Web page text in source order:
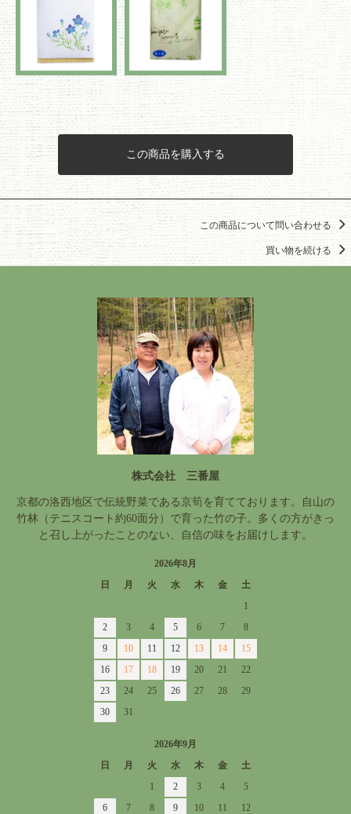
この商品を購入する
この商品について問い合わせる
買い物を続ける
株式会社 三番屋
京都の洛西地区で伝統野菜である京筍を育てております。自山の
竹林（テニスコート約60面分）で育った竹の子。多くの方がきっ
と召し上がったことのない、自信の味をお届けします。
2026年8月
日
月 火 水 木 金
土
1
2
3 4 5 6 7
8
9
10 11 12 13 14
15
16
17 18 19 20 21
22
23
24 25 26 27 28
29
30
31
2026年9月
日
月 火 水 木 金
土
1
2 3 4
5
6
7 8 9 10 11
12